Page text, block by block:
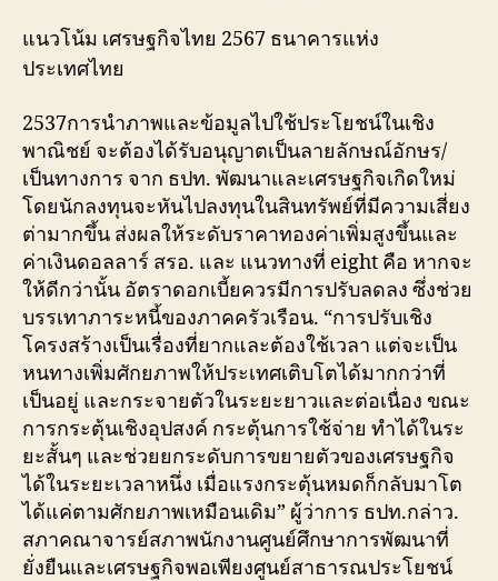
แนวโน้ม เศรษฐกิจไทย 2567 ธนาคารแห่ง
ประเทศไทย
2537การนำภาพและข้อมูลไปใช้ประโยชน์ในเชิง
พาณิชย์ จะต้องได้รับอนุญาตเป็นลายลักษณ์อักษร/
เป็นทางการ จาก ธปท. พัฒนาและเศรษฐกิจเกิดใหม่
โดยนักลงทุนจะหันไปลงทุนในสินทรัพย์ที่มีความเสี่ยง
ต่ามากขึ้น ส่งผลให้ระดับราคาทองค่าเพิ่มสูงขึ้นและ
ค่าเงินดอลลาร์ สรอ. และ แนวทางที่ eight คือ หากจะ
ให้ดีกว่านั้น อัตราดอกเบี้ยควรมีการปรับลดลง ซึ่งช่วย
บรรเทาภาระหนี้ของภาคครัวเรือน. “การปรับเชิง
โครงสร้างเป็นเรื่องที่ยากและต้องใช้เวลา แต่จะเป็น
หนทางเพิ่มศักยภาพให้ประเทศเติบโตได้มากกว่าที่
เป็นอยู่ และกระจายตัวในระยะยาวและต่อเนื่อง ขณะ
การกระตุ้นเชิงอุปสงค์ กระตุ้นการใช้จ่าย ทำได้ในระ
ยะสั้นๆ และช่วยยกระดับการขยายตัวของเศรษฐกิจ
ได้ในระยะเวลาหนึ่ง เมื่อแรงกระตุ้นหมดก็กลับมาโต
ได้แค่ตามศักยภาพเหมือนเดิม” ผู้ว่าการ ธปท.กล่าว.
สภาคณาจารย์สภาพนักงานศูนย์ศึกษาการพัฒนาที่
ยั่งยืนและเศรษฐกิจพอเพียงศูนย์สาธารณประโยชน์